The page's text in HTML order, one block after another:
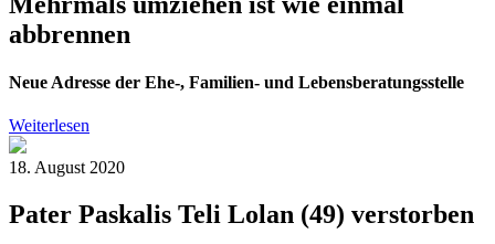
abbrennen
Neue Adresse der Ehe-, Familien- und Lebensberatungsstelle
Weiterlesen
18. August 2020
Pater Paskalis Teli Lolan (49) verstorben